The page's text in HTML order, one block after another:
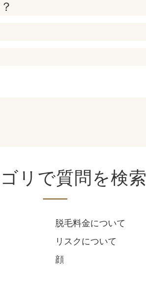
リで質問を検索
脱毛料金について
リスクについて
顔